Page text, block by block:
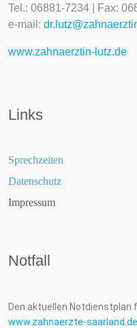
Tel.: 06881-7234 | Fax:
e-mail:
www.zahnaerztin-lutz.de
Links
Sprechzeiten
Datenschutz
Impressum
Notfall
Den aktuellen Notdienstplan
www.zahnaerzte-saarland.de